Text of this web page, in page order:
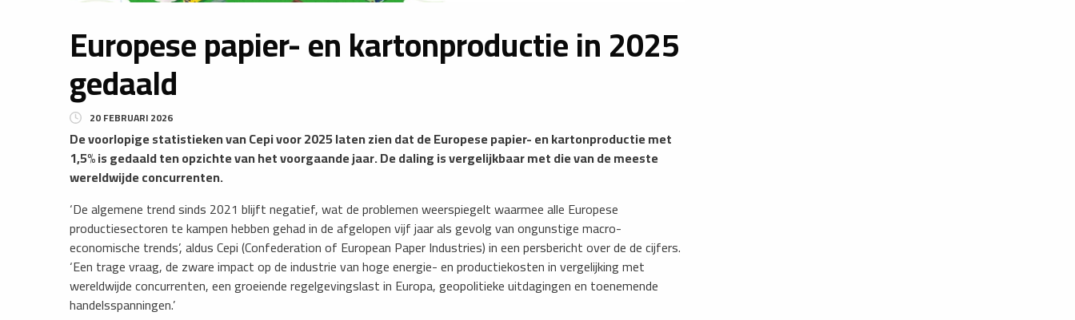
Europese papier- en kartonproductie in 2025
gedaald
20 FEBRUARI 2026
De voorlopige statistieken van Cepi voor 2025 laten zien dat de Europese papier- en kartonproductie met
1,5% is gedaald ten opzichte van het voorgaande jaar. De daling is vergelijkbaar met die van de meeste
wereldwijde concurrenten.
‘De algemene trend sinds 2021 blijft negatief, wat de problemen weerspiegelt waarmee alle Europese
productiesectoren te kampen hebben gehad in de afgelopen vijf jaar als gevolg van ongunstige macro-
economische trends’, aldus Cepi (Confederation of European Paper Industries) in een persbericht over de de cijfers.
‘Een trage vraag, de zware impact op de industrie van hoge energie- en productiekosten in vergelijking met
wereldwijde concurrenten, een groeiende regelgevingslast in Europa, geopolitieke uitdagingen en toenemende
handelsspanningen.’